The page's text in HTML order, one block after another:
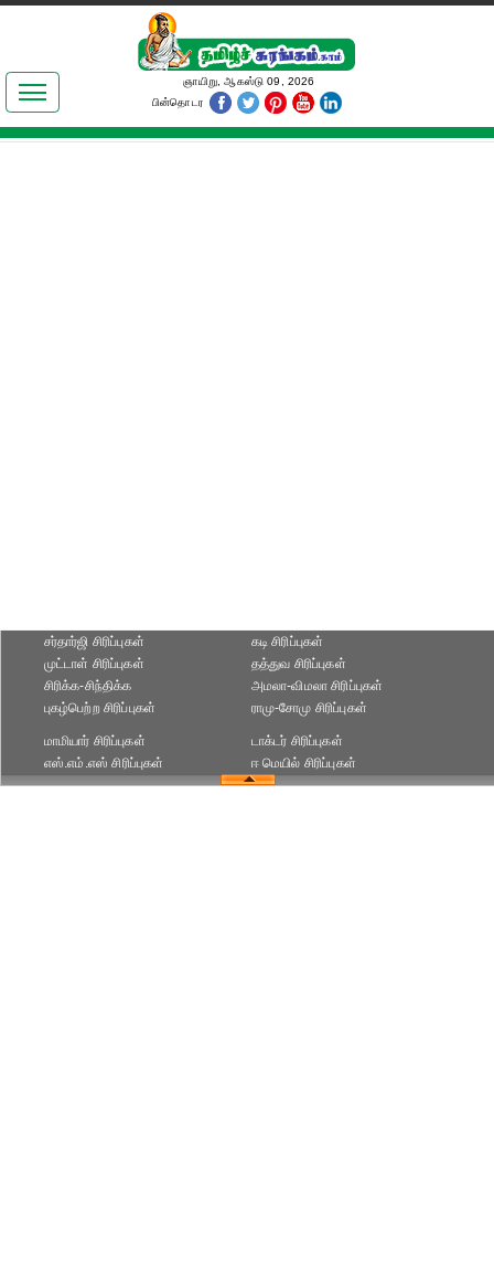
இலக்கியங்கள்
தமிழ் உலகம்
ஞாயிறு, ஆகஸ்டு 09, 2026
பின்தொடர
சர்தார்ஜி சிரிப்புகள்
முட்டாள் சிரிப்புகள்
கடி சிரிப்புகள்
தத்துவ சிரிப்புகள்
சிரிக்க-சிந்திக்க
புகழ்பெற்ற சிரிப்புகள்
அமலா-விமலா சிரிப்புகள்
ராமு-சோமு சிரிப்புகள்
மாமியார் சிரிப்புகள்
எஸ்.எம்.எஸ் சிரிப்புகள்
டாக்டர் சிரிப்புகள்
ஈ மெயில் சிரிப்புகள்